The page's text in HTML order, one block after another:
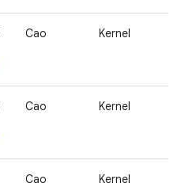
Cao Kernel
Cao Kernel
Cao Kernel